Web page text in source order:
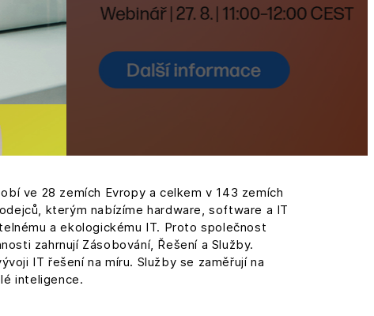
ve 28 zemích Evropy a celkem v 143 zemích
kterým nabízíme hardware, software a IT
a ekologickému IT. Proto společnost
zahrnují Zásobování, Řešení a Služby.
IT řešení na míru. Služby se zaměřují na
inteligence.